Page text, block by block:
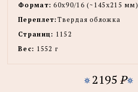
Формат: 60x90/16 (~145х215 мм)
Переплет:Твердая обложка
Страниц: 1152
Вес: 1552 г
2195 P